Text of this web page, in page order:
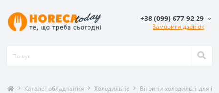
+38 (099) 677 92 29
Замовити дзвінок
Каталог обладнання Холодильне Вітрини холодильні для